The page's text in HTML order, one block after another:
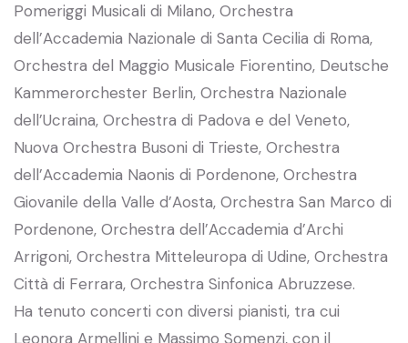
Pomeriggi Musicali di Milano, Orchestra
dell’Accademia Nazionale di Santa Cecilia di Roma,
Orchestra del Maggio Musicale Fiorentino, Deutsche
Kammerorchester Berlin, Orchestra Nazionale
dell’Ucraina, Orchestra di Padova e del Veneto,
Nuova Orchestra Busoni di Trieste, Orchestra
dell’Accademia Naonis di Pordenone, Orchestra
Giovanile della Valle d’Aosta, Orchestra San Marco di
Pordenone, Orchestra dell’Accademia d’Archi
Arrigoni, Orchestra Mitteleuropa di Udine, Orchestra
Città di Ferrara, Orchestra Sinfonica Abruzzese.
Ha tenuto concerti con diversi pianisti, tra cui
Leonora Armellini e Massimo Somenzi, con il